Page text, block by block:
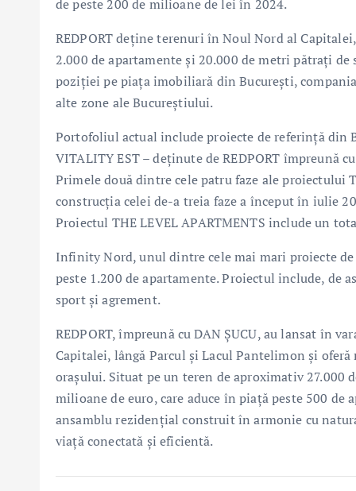
de peste 200 de milioane de lei în 2024.
REDPORT deține terenuri în Noul Nord al
2.000 de apartamente și 20.000 de metri pătrați
poziției pe piața imobiliară din București,
alte zone ale Bucureștiului.
Portofoliul actual include proiecte de referință din
VITALITY EST – deținute de REDPORT împreună
Primele două dintre cele patru faze ale proiectului
construcția celei de-a treia faze a început în iulie
Proiectul THE LEVEL APARTMENTS include un
Infinity Nord, unul dintre cele mai mari proiecte
peste 1.200 de apartamente. Proiectul include, de
sport și agrement.
REDPORT, împreună cu DAN ȘUCU, au lansat în
Capitalei, lângă Parcul și Lacul Pantelimon și
orașului. Situat pe un teren de aproximativ
milioane de euro, care aduce în piață peste 500 de
ansamblu rezidențial construit în armonie cu
viață conectată și eficientă.